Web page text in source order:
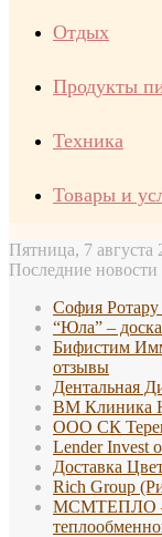
Отдых
Продукты
Техника
Товары и
Пятница, 7 августа
Последние новости
София
“Юла” –
Бифистим
отзывы
Дентальная
ВМ Клиника
ООО СК
Lender Invest
Доставка
Rich Group
МСМТЕПЛО –